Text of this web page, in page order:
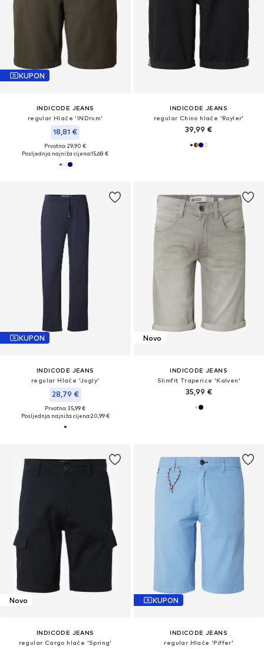
KUPON
INDICODE JEANS
regular Hlače 'INDrum'
18,81 €
Prvotno: 29,90 €
Posljednja najniža cijena:15,68 €
INDICODE JEANS
regular Chino hlače 'Royler'
39,99 €
KUPON
INDICODE JEANS
regular Hlače 'Jogly'
28,79 €
Prvotno: 35,99 €
Posljednja najniža cijena:20,99 €
Novo
INDICODE JEANS
Slimfit Traperice 'Kalven'
35,99 €
Novo
INDICODE JEANS
regular Cargo hlače 'Spring'
KUPON
INDICODE JEANS
regular Hlače 'Piffer'